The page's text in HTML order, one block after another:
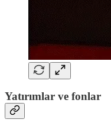
Yatırımlar ve fonlar